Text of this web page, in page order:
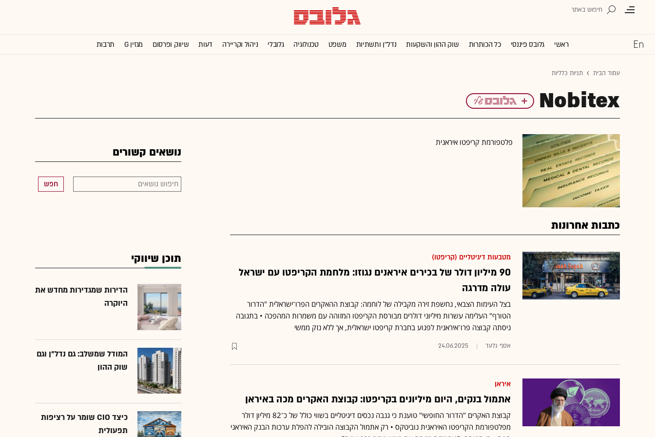
ראשי גלובס פיננסי כל הכותרות שוק ההון והשקעות נדל''ן ותשתיות משפט טכנולוגיה גלובלי ניהול וקריירה דעות שיווק ופרסום מגזין G תרבות
עמוד הבית תגיות כלליות
Nobitex
פלטפורמת קריפטו איראנית
כתבות אחרונות
מטבעות דיגיטליים (קריפטו)
90 מיליון דולר של בכירים איראנים נגוזו: מלחמת הקריפטו עם ישראל
עולה מדרגה
בצל העימות הצבאי, נחשפת זירה מקבילה של לוחמה: קבוצת ההאקרים הפרו־ישראלית "הדרור
הטורף" העלימה עשרות מיליוני דולרים מבורסת הקריפטו המזוהה עם משמרות המהפכה • בתגובה
ניסתה קבוצה פרו־איראנית לפגוע בחברת קריפטו ישראלית, אך ללא נזק ממשי
אסף גלעד 24.06.2025
איראן
אתמול בנקים, היום מיליונים בקריפטו: קבוצת האקרים מכה באיראן
קבוצת האקרים "הדרור החופשי" טוענת כי גנבה נכסים דיגיטליים בשווי כולל של כ־82 מיליון דולר
מפלטפורמת הקריפטו האיראנית נוביטקס • רק אתמול הקבוצה הובילה להפלת ערכות הבנק האיראני
נושאים קשורים
חפש
תוכן שיווקי
הדירות שמגדירות מחדש את
היוקרה
המודל שמשלב: גם נדל"ן וגם
שוק ההון
כיצד CIO שומר על רציפות
תפעולית